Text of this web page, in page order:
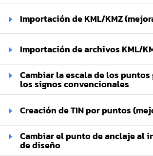
Importación de KML/KMZ
Importación de archivos KML/
Cambiar la escala de los
los signos convencionales
Creación de TIN por puntos
Cambiar el punto de anclaje al
de diseño